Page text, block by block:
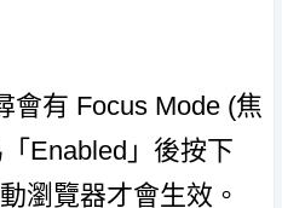
會有 Focus Mode (焦
Enabled」後按下
瀏覽器才會生效。